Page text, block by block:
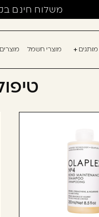
משלוח חינם
מותגים מוצרי חשמל מוצרים
שכחתי סיסמה